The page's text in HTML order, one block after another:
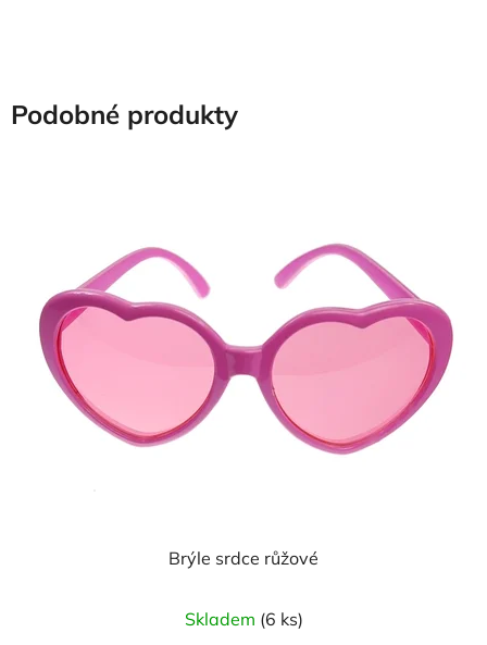
Podobné produkty
Brýle srdce růžové
Skladem (6 ks)